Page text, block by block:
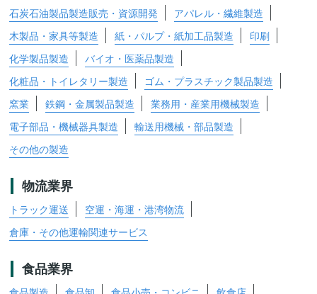
石炭石油製品製造販売・資源開発
アパレル・繊維製造
木製品・家具等製造
紙・パルプ・紙加工品製造
印刷
化学製品製造
バイオ・医薬品製造
化粧品・トイレタリー製造
ゴム・プラスチック製品製造
窯業
鉄鋼・金属製品製造
業務用・産業用機械製造
電子部品・機械器具製造
輸送用機械・部品製造
その他の製造
物流業界
トラック運送
空運・海運・港湾物流
倉庫・その他運輸関連サービス
食品業界